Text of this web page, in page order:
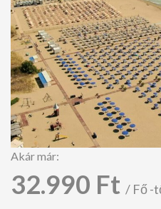
Akár már:
32.990 Ft / Fő -